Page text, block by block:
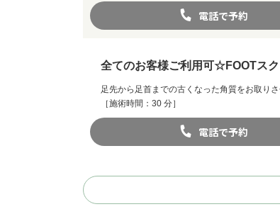
電話で予約
全てのお客様ご利用可☆FOOTス
足先から足首までの古くなった角質をお取りさ
［施術時間：30 分］
電話で予約